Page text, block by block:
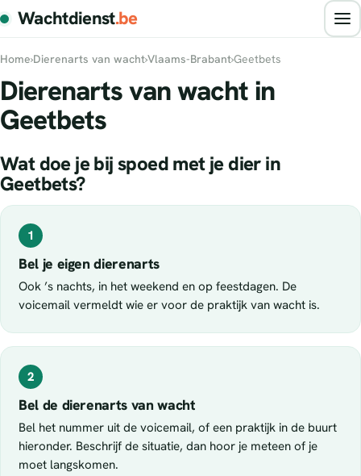
Wachtdienst.be
Home›Dierenarts van wacht›Vlaams-Brabant›Geetbets
Dierenarts van wacht in
Geetbets
Wat doe je bij spoed met je dier in
Geetbets?
1
Bel je eigen dierenarts
Ook ’s nachts, in het weekend en op feestdagen. De
voicemail vermeldt wie er voor de praktijk van wacht is.
2
Bel de dierenarts van wacht
Bel het nummer uit de voicemail, of een praktijk in de buurt
hieronder. Beschrijf de situatie, dan hoor je meteen of je
moet langskomen.